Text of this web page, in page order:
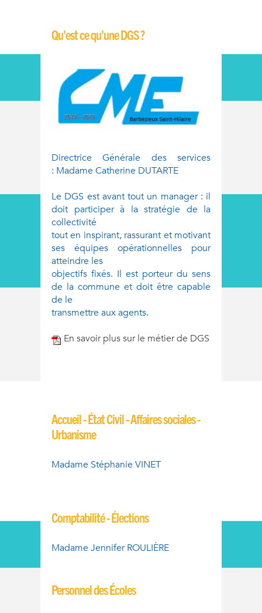
Qu'est ce qu'une DGS ?
Directrice Générale des services
: Madame Catherine DUTARTE
Le DGS est avant tout un manager : il
doit participer à la stratégie de la
collectivité
tout en inspirant, rassurant et motivant
ses équipes opérationnelles pour
atteindre les
objectifs fixés. Il est porteur du sens
de la commune et doit être capable
de le
transmettre aux agents.
En savoir plus sur le métier de DGS
Accueil - État Civil - Affaires sociales -
Urbanisme
Madame Stéphanie VINET
Comptabilité - Élections
Madame Jennifer ROULIÈRE
Personnel des Écoles